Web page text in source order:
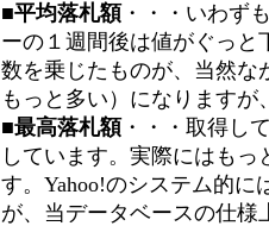
■平均落札額 ・・・いわず
ーの１週間後は値がぐっと
数を乗じたものが、当然な
もっと多い）になります
■最高落札額 ・・・取得し
しています。実際にはも
す。Yahoo!のシステム的に
が、当データベースの仕様